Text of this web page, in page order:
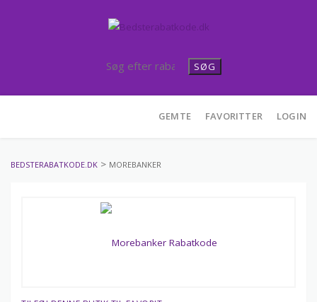
SØG
GEMTE FAVORITTER LOGIN
BEDSTERABATKODE.DK > MOREBANKER